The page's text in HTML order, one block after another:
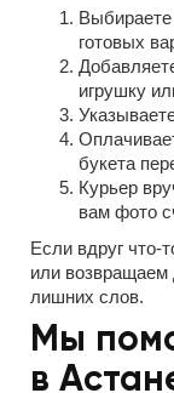
Выбираете
готовых
игрушку
букета
Курьер
вам фото
Если вдруг что-
или возвращаем
лишних слов.
Мы
в